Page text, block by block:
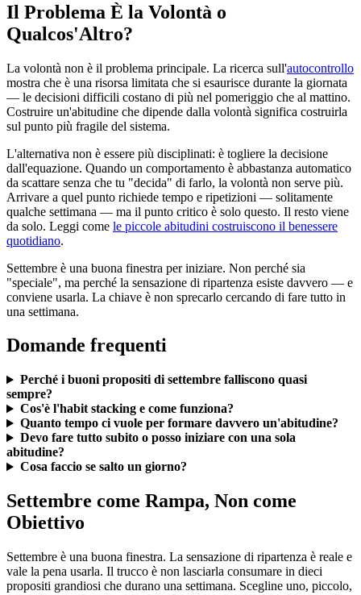
Il Problema È la Volontà o
Qualcos'Altro?
La volontà non è il problema principale. La ricerca sull'autocontrollo
mostra che è una risorsa limitata che si esaurisce durante la giornata
— le decisioni difficili costano di più nel pomeriggio che al mattino.
Costruire un'abitudine che dipende dalla volontà significa costruirla
sul punto più fragile del sistema.
L'alternativa non è essere più disciplinati: è togliere la decisione
dall'equazione. Quando un comportamento è abbastanza automatico
da scattare senza che tu "decida" di farlo, la volontà non serve più.
Arrivare a quel punto richiede tempo e ripetizioni — solitamente
qualche settimana — ma il punto critico è solo questo. Il resto viene
da solo. Leggi come le piccole abitudini costruiscono il benessere
quotidiano.
Settembre è una buona finestra per iniziare. Non perché sia
"speciale", ma perché la sensazione di ripartenza esiste davvero — e
conviene usarla. La chiave è non sprecarlo cercando di fare tutto in
una settimana.
Domande frequenti
Perché i buoni propositi di settembre falliscono quasi
sempre?
Cos'è l'habit stacking e come funziona?
Quanto tempo ci vuole per formare davvero un'abitudine?
Devo fare tutto subito o posso iniziare con una sola
abitudine?
Cosa faccio se salto un giorno?
Settembre come Rampa, Non come
Obiettivo
Settembre è una buona finestra. La sensazione di ripartenza è reale e
vale la pena usarla. Il trucco è non lasciarla consumare in dieci
propositi grandiosi che durano una settimana. Scegline uno, piccolo,